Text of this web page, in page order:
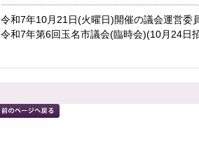
令和7年10月21日(火曜日)開催の議会運営委
令和7年第6回玉名市議会(臨時会)(10月24日招